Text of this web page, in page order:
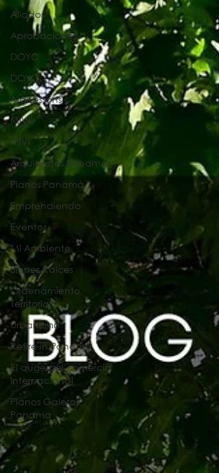
Aliados
Aprobaciones
DOYC
DOYC
ArqiLessons
MIVI
MIVI
Arquitectos Panamá
Planos Panamá
Emprendiendo
Eventos
Mi Ambiente
Bienes Raíces
Ordenamiento
Territorial
Urbanismo
Retire in Panama
El auge del comercio
internacional
Planos Galeras
Panama